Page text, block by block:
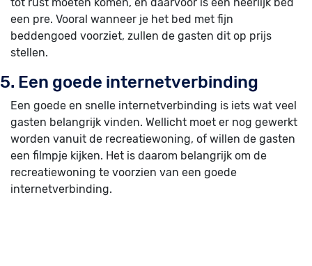
een pre. Vooral wanneer je het bed met fijn
beddengoed voorziet, zullen de gasten dit op prijs
stellen.
5. Een goede internetverbinding
Een goede en snelle internetverbinding is iets wat veel
gasten belangrijk vinden. Wellicht moet er nog gewerkt
worden vanuit de recreatiewoning, of willen de gasten
een filmpje kijken. Het is daarom belangrijk om de
recreatiewoning te voorzien van een goede
internetverbinding.